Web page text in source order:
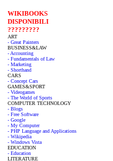
WIKIBOOKS
DISPONIBILI
?????????
ART
- Great Painters
BUSINESS&LAW
- Accounting
- Fundamentals of Law
- Marketing
- Shorthand
CARS
- Concept Cars
GAMES&SPORT
- Videogames
- The World of Sports
COMPUTER TECHNOLOGY
- Blogs
- Free Software
- Google
- My Computer
- PHP Language and Applications
- Wikipedia
- Windows Vista
EDUCATION
- Education
LITERATURE